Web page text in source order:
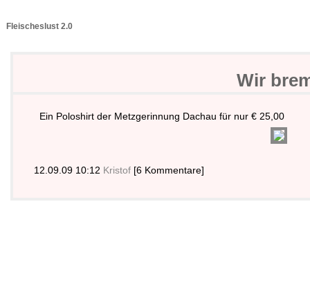
Fleischeslust 2.0
Wir
Ein Poloshirt der Metzgerinnung Dachau für nur € 25,00
12.09.09 10:12 Kristof [6 Kommentare]